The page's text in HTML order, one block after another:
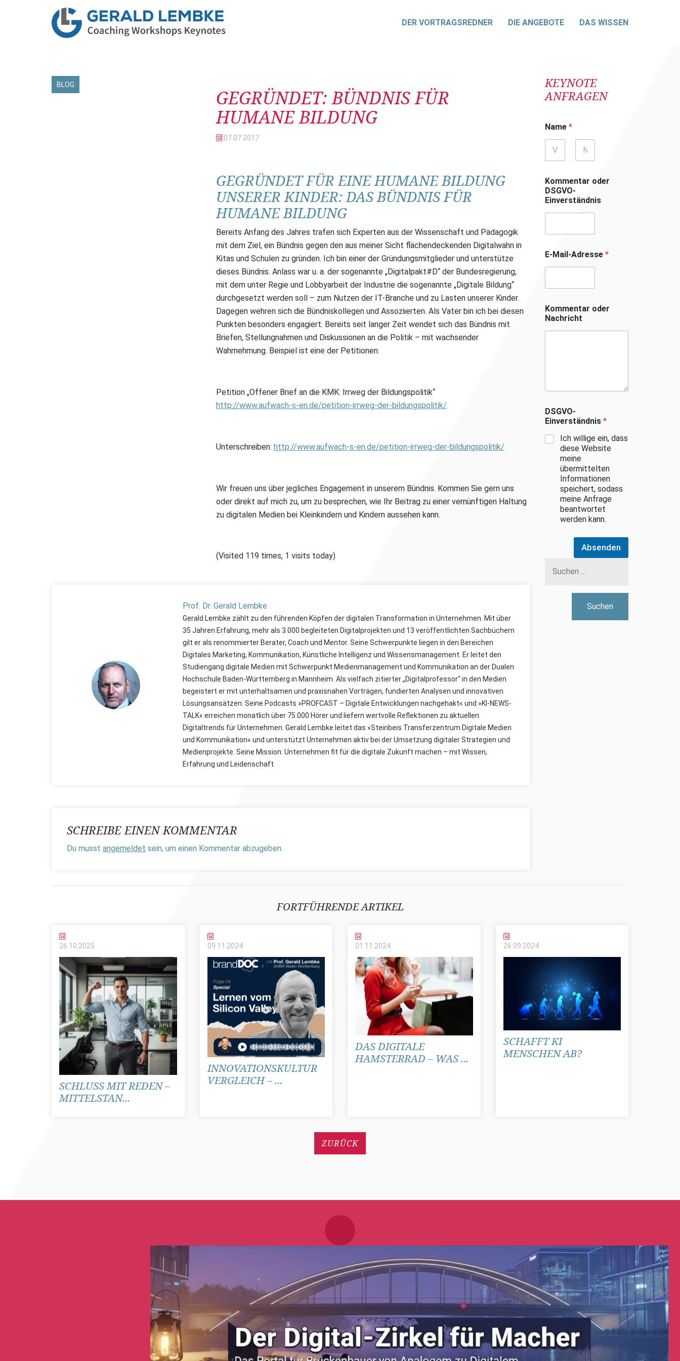
DER VORTRAGSREDNER DIE ANGEBOTE DAS WISSEN
BLOG
GEGRÜNDET: BÜNDNIS FÜR
HUMANE BILDUNG
07.07. 2017
GEGRÜNDET FÜR EINE HUMANE BILDUNG
UNSERER KINDER: DAS BÜNDNIS FÜR
HUMANE BILDUNG
Bereits Anfang des Jahres trafen sich Experten aus der Wissenschaft und Pädagogik
mit dem Ziel, ein Bündnis gegen den aus meiner Sicht flächendeckenden Digitalwahn in
Kitas und Schulen zu gründen. Ich bin einer der Gründungsmitglieder und unterstütze
dieses Bündnis. Anlass war u. a. der sogenannte „Digitalpakt#D“ der Bundesregierung,
mit dem unter Regie und Lobbyarbeit der Industrie die sogenannte „Digitale Bildung“
durchgesetzt werden soll – zum Nutzen der IT-Branche und zu Lasten unserer Kinder.
Dagegen wehren sich die Bündniskollegen und Assoziierten. Als Vater bin ich bei diesen
Punkten besonders engagiert. Bereits seit langer Zeit wendet sich das Bündnis mit
Briefen, Stellungnahmen und Diskussionen an die Politik – mit wachsender
Wahrnehmung. Beispiel ist eine der Petitionen:
Petition „Offener Brief an die KMK: Irrweg der Bildungspolitik“
http://www.aufwach-s-en.de/petition-irrweg-der-bildungspolitik/
Unterschreiben: http://www.aufwach-s-en.de/petition-irrweg-der-bildungspolitik/
Wir freuen uns über jegliches Engagement in unserem Bündnis. Kommen Sie gern uns
oder direkt auf mich zu, um zu besprechen, wie Ihr Beitrag zu einer vernünftigen Haltung
zu digitalen Medien bei Kleinkindern und Kindern aussehen kann.
(Visited 119 times, 1 visits today)
Prof. Dr. Gerald Lembke
Gerald Lembke zählt zu den führenden Köpfen der digitalen Transformation in Unternehmen. Mit über
35 Jahren Erfahrung, mehr als 3.000 begleiteten Digitalprojekten und 13 veröffentlichten Sachbüchern
gilt er als renommierter Berater, Coach und Mentor. Seine Schwerpunkte liegen in den Bereichen
Digitales Marketing, Kommunikation, Künstliche Intelligenz und Wissensmanagement. Er leitet den
Studiengang digitale Medien mit Schwerpunkt Medienmanagement und Kommunikation an der Dualen
Hochschule Baden-Württemberg in Mannheim. Als vielfach zitierter „Digitalprofessor“ in den Medien
begeistert er mit unterhaltsamen und praxisnahen Vorträgen, fundierten Analysen und innovativen
Lösungsansätzen. Seine Podcasts »PROFCAST – Digitale Entwicklungen nachgehakt« und »KI-NEWS-
TALK« erreichen monatlich über 75.000 Hörer und liefern wertvolle Reflektionen zu aktuellen
Digitaltrends für Unternehmen. Gerald Lembke leitet das »Steinbeis Transferzentrum Digitale Medien
und Kommunikation« und unterstützt Unternehmen aktiv bei der Umsetzung digitaler Strategien und
Medienprojekte. Seine Mission: Unternehmen fit für die digitale Zukunft machen – mit Wissen,
Erfahrung und Leidenschaft.
SCHREIBE EINEN KOMMENTAR
Du musst angemeldet sein, um einen Kommentar abzugeben.
KEYNOTE
ANFRAGEN
Name *
Kommentar oder
DSGVO-
Einverständnis
E-Mail-Adresse *
Kommentar oder
Nachricht
DSGVO-
Einverständnis *
Ich willige ein, dass
diese Website
meine
übermittelten
Informationen
speichert, sodass
meine Anfrage
beantwortet
werden kann.
Absenden
FORTFÜHRENDE ARTIKEL
26.10. 2025
SCHLUSS MIT REDEN –
MITTELSTAN...
09.11. 2024
INNOVATIONSKULTUR
VERGLEICH – ...
01.11. 2024
DAS DIGITALE
HAMSTERRAD – WAS ...
26.09. 2024
SCHAFFT KI
MENSCHEN AB?
ZURÜCK